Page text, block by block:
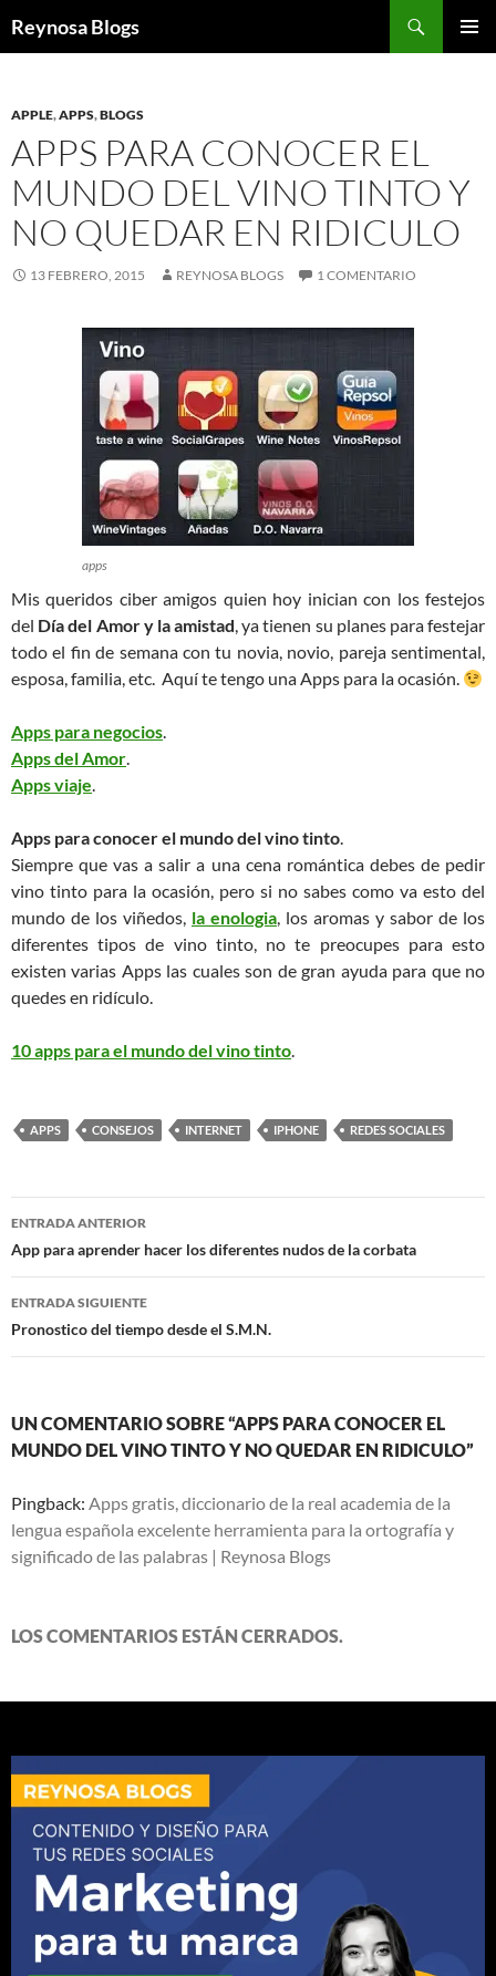
Reynosa Blogs
APPLE,APPS,BLOGS
APPS PARA CONOCER EL
MUNDO DEL VINO TINTO Y
NO QUEDAR EN RIDICULO
13 FEBRERO, 2015 REYNOSA BLOGS 1 COMENTARIO
apps
Mis queridos ciber amigos quien hoy inician con los festejos
del Día del Amor y la amistad, ya tienen su planes para festejar
todo el fin de semana con tu novia, novio, pareja sentimental,
esposa, familia, etc. Aquí te tengo una Apps para la ocasión.
Apps para negocios.
Apps del Amor.
Apps viaje.
Apps para conocer el mundo del vino tinto.
Siempre que vas a salir a una cena romántica debes de pedir
vino tinto para la ocasión, pero si no sabes como va esto del
mundo de los viñedos, la enologia, los aromas y sabor de los
diferentes tipos de vino tinto, no te preocupes para esto
existen varias Apps las cuales son de gran ayuda para que no
quedes en ridículo.
10 apps para el mundo del vino tinto.
APPS CONSEJOS INTERNET IPHONE REDES SOCIALES
Navegación
de
entradas
ENTRADA ANTERIOR
App para aprender hacer los diferentes nudos de la corbata
ENTRADA SIGUIENTE
Pronostico del tiempo desde el S.M.N.
UN COMENTARIO SOBRE “APPS PARA CONOCER EL
MUNDO DEL VINO TINTO Y NO QUEDAR EN RIDICULO”
Pingback: Apps gratis, diccionario de la real academia de la
lengua española excelente herramienta para la ortografía y
significado de las palabras | Reynosa Blogs
LOS COMENTARIOS ESTÁN CERRADOS.